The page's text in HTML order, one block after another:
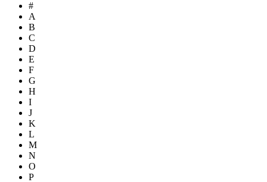
#
A
B
C
D
E
F
G
H
I
J
K
L
M
N
O
P